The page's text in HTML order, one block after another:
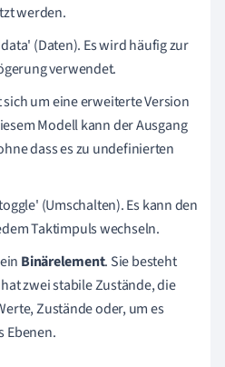
werden.
(Daten). Es wird häufig zur
verwendet.
um eine erweiterte Version
Modell kann der Ausgang
dass es zu undefinierten
(Umschalten). Es kann den
Taktimpuls wechseln.
Binärelement. Sie besteht
zwei stabile Zustände, die
Zustände oder, um es
Ebenen.